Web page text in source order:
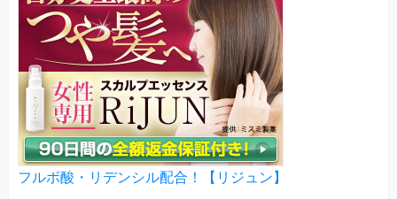
フルボ酸・リデンシル配合！【リジュン】